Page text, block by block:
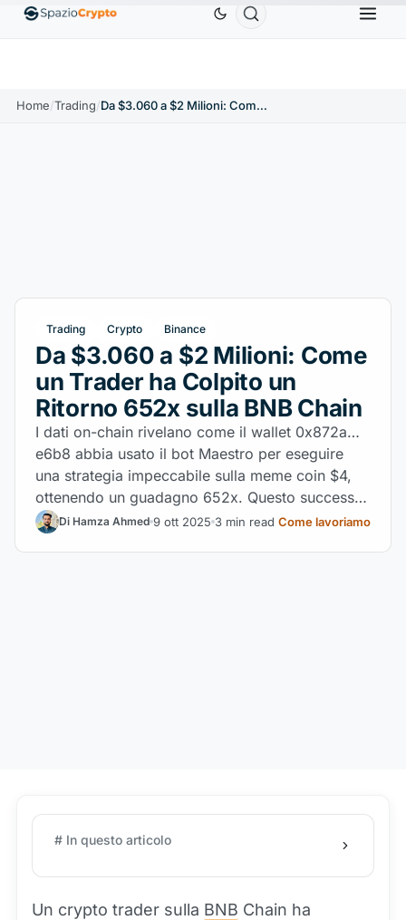
EthereumETH1.880,58 USD TetherUSDT ↑0.00%
Home/Trading/ Da $3.060 a $2 Milioni: Come un Trader ha Colpito un Ritorno 652x sulla BNB Chain
Trading Crypto Binance
Da $3.060 a $2 Milioni: Come
un Trader ha Colpito un
Ritorno 652x sulla BNB Chain
I dati on-chain rivelano come il wallet 0x872a…
e6b8 abbia usato il bot Maestro per eseguire
una strategia impeccabile sulla meme coin $4,
ottenendo un guadagno 652x. Questo successo
evidenzia il campo di battaglia ad alto rischio
Di Hamza Ahmed 9 ott 2025 3 min read Come lavoriamo
# In questo articolo
Un crypto trader sulla BNB Chain ha